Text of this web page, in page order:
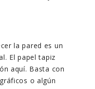
la pared es un
El papel tapiz
aquí. Basta con
o algún